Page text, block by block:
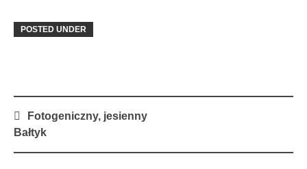
POSTED UNDER
Post
navigation
Fotogeniczny, jesienny
Bałtyk